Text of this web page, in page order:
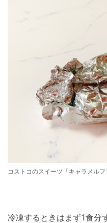
コストコのスイーツ「キャラメル
冷凍するときはまず1食分